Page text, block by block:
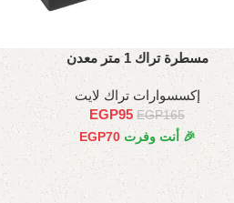
مسطرة تراك 1 متر معدن
إكسسوارات تراك لايت
EGP165
EGP95
🎉 أنت وفرت EGP70